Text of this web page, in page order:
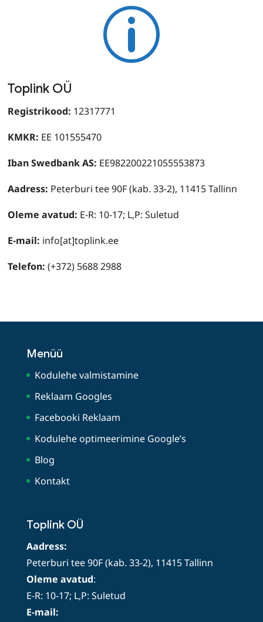
p
Toplink OÜ
Registrikood: 12317771
KMKR: EE 101555470
Iban Swedbank AS: EE982200221055553873
Aadress: Peterburi tee 90F (kab. 33-2), 11415 Tallinn
Oleme avatud: E-R: 10-17; L,P: Suletud
E-mail: info[at]toplink.ee
Telefon: (+372) 5688 2988
Menüü
Kodulehe valmistamine
Reklaam Googles
Facebooki Reklaam
Kodulehe optimeerimine Google’s
Blog
Kontakt
Toplink OÜ
Aadress:
Peterburi tee 90F (kab. 33-2), 11415 Tallinn
Oleme avatud:
E-R: 10-17; L,P: Suletud
E-mail: